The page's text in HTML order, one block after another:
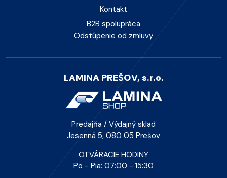
Kontakt
B2B spolupráca
Odstúpenie od zmluvy
LAMINA PREŠOV, s.r.o.
Predajňa / Výdajný sklad
Jesenná 5, 080 05 Prešov
OTVÁRACIE HODINY
Po - Pia: 07:00 - 15:30